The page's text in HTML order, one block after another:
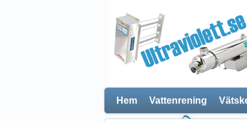
Hem Vattenrening